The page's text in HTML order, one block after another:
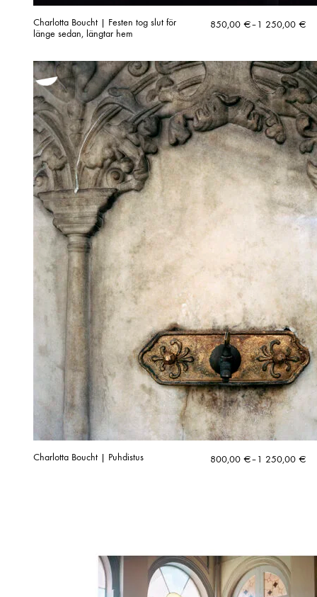
Charlotta Boucht | Festen tog slut för
länge sedan, längtar hem
850,00 €–1 250,00 €
Hintaluokka:
1
250,00 €
Charlotta Boucht | Puhdistus 800,00 €–1 250,00 €
Hintaluokka: